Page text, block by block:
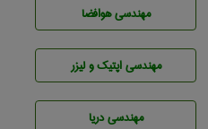
مهندسی هوافضا
مهندسی اپتیک و لیزر
مهندسی دریا